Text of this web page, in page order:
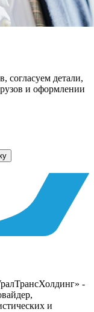
детали,
и оформлении
-
и